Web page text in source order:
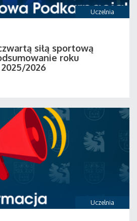
Uczelnia
siłą sportową
roku
2026
Uczelnia